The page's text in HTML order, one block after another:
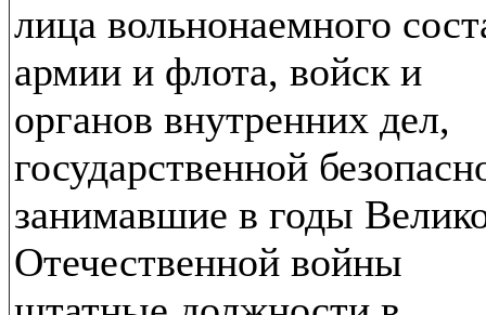
лица вольнонаемного
армии и флота, войск и
органов внутренних дел,
государственной
занимавшие в годы
Отечественной войны